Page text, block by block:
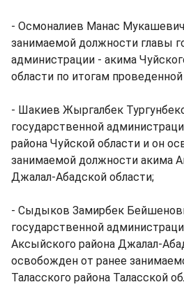
- Осмоналиев Манас
занимаемой должности главы
администрации - акима
области по итогам
- Шакиев Жыргалбек
государственной
района Чуйской области и он
занимаемой должности акима
Джалал-Абадской области;
- Сыдыков Замирбек
государственной
Аксыйского района Джалал-
освобожден от ранее
Таласского района Таласской